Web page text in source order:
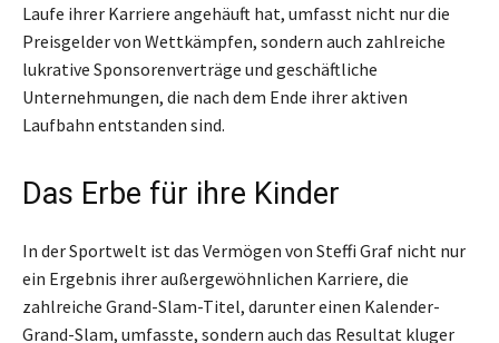
Laufe ihrer Karriere angehäuft hat, umfasst nicht nur die
Preisgelder von Wettkämpfen, sondern auch zahlreiche
lukrative Sponsorenverträge und geschäftliche
Unternehmungen, die nach dem Ende ihrer aktiven
Laufbahn entstanden sind.
Das Erbe für ihre Kinder
In der Sportwelt ist das Vermögen von Steffi Graf nicht nur
ein Ergebnis ihrer außergewöhnlichen Karriere, die
zahlreiche Grand-Slam-Titel, darunter einen Kalender-
Grand-Slam, umfasste, sondern auch das Resultat kluger